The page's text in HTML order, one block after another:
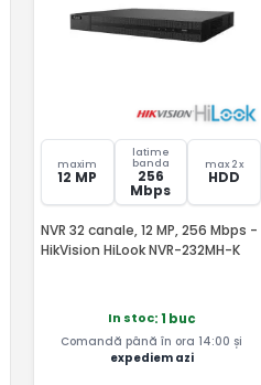
maxim
12 MP
latime
banda
256
Mbps
max 2 x
HDD
NVR 32 canale, 12 MP, 256 Mbps -
HikVision HiLook NVR-232MH-K
In stoc: 1 buc
Comandă până în ora 14:00 și
expediem azi